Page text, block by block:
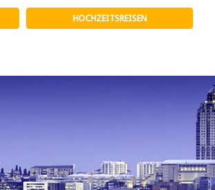
HOCHZEITSREISEN